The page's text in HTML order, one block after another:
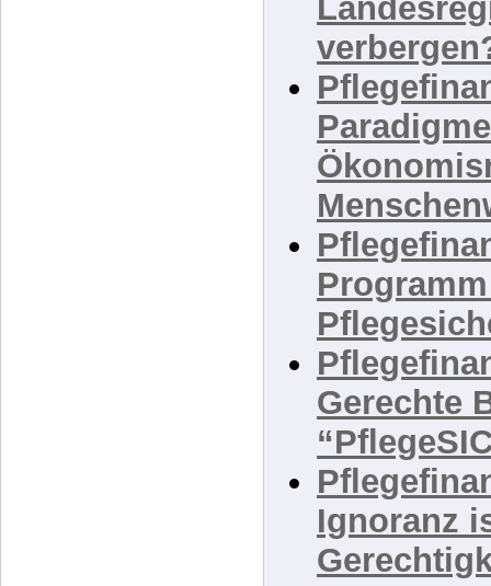
[D-25] Hat
Gerechte
Ignoranz